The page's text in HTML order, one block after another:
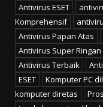
Antivirus ESET
Komprehensif
Antivirus Papan Atas
Antivirus Super Ringan
Antivirus Terbaik
ESET
Komputer PC
komputer diretas